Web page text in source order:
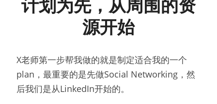
计划为先，从周围的资
源开始
X老师第一步帮我做的就是制定适合我的一个
plan，最重要的是先做Social Networking，然
后我们是从LinkedIn开始的。